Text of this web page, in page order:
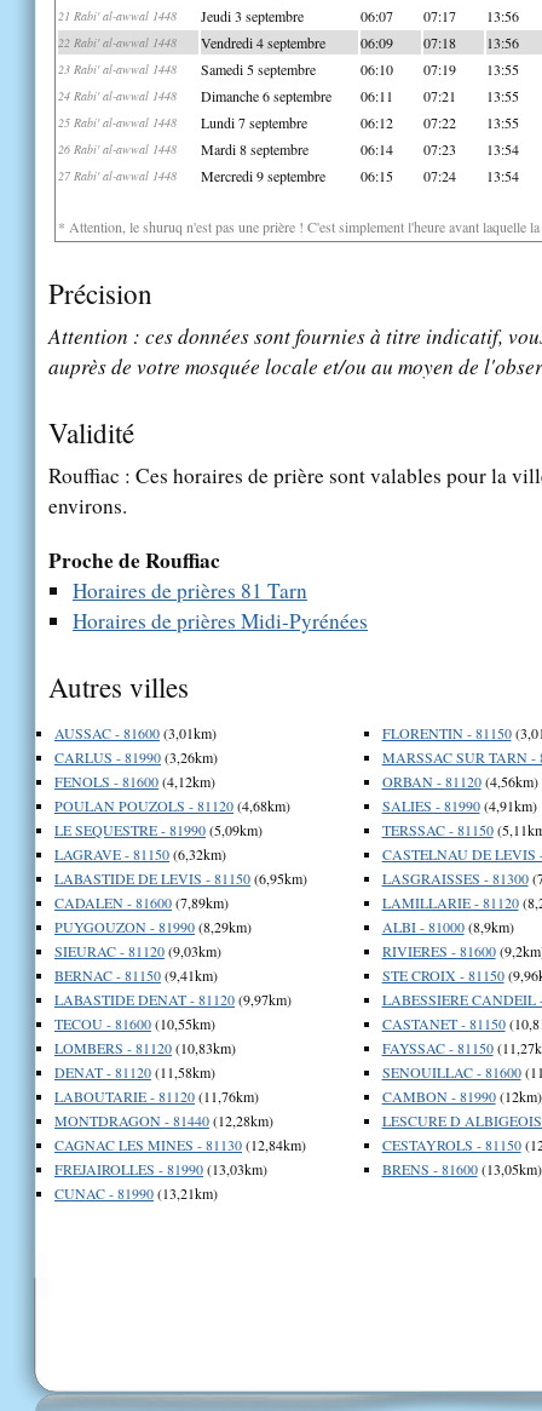
21 Rabi' al-awwal 1448 Jeudi 3 septembre 06:07 07:17 13:56
22 Rabi' al-awwal 1448 Vendredi 4 septembre 06:09 07:18 13:56
23 Rabi' al-awwal 1448 Samedi 5 septembre 06:10 07:19 13:55
24 Rabi' al-awwal 1448 Dimanche 6 septembre 06:11 07:21 13:55
25 Rabi' al-awwal 1448 Lundi 7 septembre 06:12 07:22 13:55
26 Rabi' al-awwal 1448 Mardi 8 septembre 06:14 07:23 13:54
27 Rabi' al-awwal 1448 Mercredi 9 septembre 06:15 07:24 13:54
* Attention, le shuruq n'est pas une prière ! C'est simplement l'heure avant laquelle
Précision
Attention : ces données sont fournies à titre indicatif,
auprès de votre mosquée locale et/ou au moyen de
Validité
Rouffiac : Ces horaires de prière sont valables pour la
environs.
Proche de Rouffiac
Horaires de prières 81 Tarn
Horaires de prières Midi-Pyrénées
Autres villes
AUSSAC - 81600(3,01km)
CARLUS - 81990(3,26km)
FENOLS - 81600(4,12km)
POULAN POUZOLS - 81120(4,68km)
LE SEQUESTRE - 81990(5,09km)
LAGRAVE - 81150(6,32km)
LABASTIDE DE LEVIS - 81150(6,95km)
CADALEN - 81600(7,89km)
PUYGOUZON - 81990(8,29km)
SIEURAC - 81120(9,03km)
BERNAC - 81150(9,41km)
LABASTIDE DENAT - 81120(9,97km)
TECOU - 81600(10,55km)
LOMBERS - 81120(10,83km)
DENAT - 81120(11,58km)
LABOUTARIE - 81120(11,76km)
MONTDRAGON - 81440(12,28km)
CAGNAC LES MINES - 81130(12,84km)
FREJAIROLLES - 81990(13,03km)
CUNAC - 81990(13,21km)
FLORENTIN - 81150
MARSSAC SUR TARN -
ORBAN - 81120(4,56km)
SALIES - 81990(4,91km)
TERSSAC - 81150
CASTELNAU DE LEVIS
LASGRAISSES - 81300
LAMILLARIE - 81120
ALBI - 81000(8,9km)
RIVIERES - 81600
STE CROIX - 81150
LABESSIERE CANDEIL
CASTANET - 81150
FAYSSAC - 81150
SENOUILLAC - 81600
CAMBON - 81990(12km)
LESCURE D
CESTAYROLS - 81150
BRENS - 81600(13,05km)